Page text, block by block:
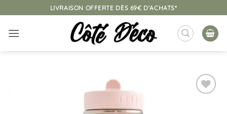
au
contenu
LIVRAISON OFFERTE DÈS 69€ D'ACHATS*